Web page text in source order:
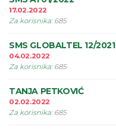
17.02.2022
Za korisnika: 685
SMS GLOBALTEL 12/2021
04.02.2022
Za korisnika: 685
TANJA PETKOVIĆ
02.02.2022
Za korisnika: 685